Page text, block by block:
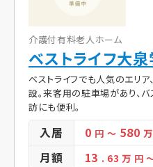
介護付有料老人ホーム
ベストライフ大
ベストライフでも人気のエリ
設。来客用の駐車場があり、
訪にも便利。
入居 0 円 ～ 580
月額 13 . 63万 円